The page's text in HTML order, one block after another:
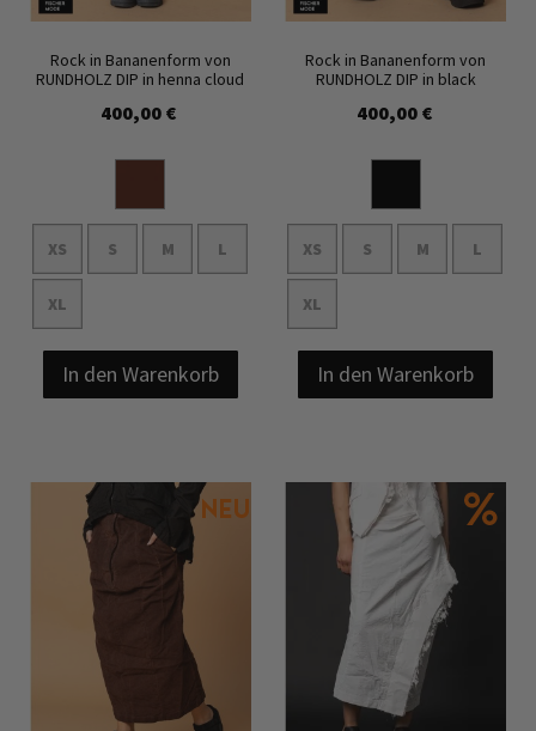
Rock in Bananenform von
RUNDHOLZ DIP in henna cloud
400,00 €
XS S M L
XL
In den Warenkorb
Rock in Bananenform von
RUNDHOLZ DIP in black
400,00 €
XS S M L
XL
In den Warenkorb